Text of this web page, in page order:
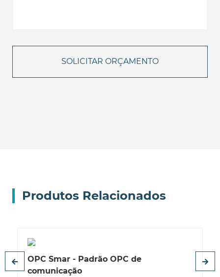
Produtos Relacionados
OPC Smar - Padrão OPC de
comunicação